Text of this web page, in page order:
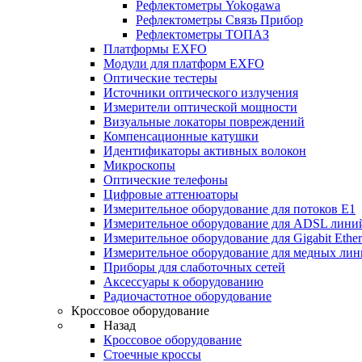
Рефлектометры Yokogawa
Рефлектометры Связь Прибор
Рефлектометры ТОПАЗ
Платформы EXFO
Модули для платформ EXFO
Оптические тестеры
Источники оптического излучения
Измерители оптической мощности
Визуальные локаторы повреждений
Компенсационные катушки
Идентификаторы активных волокон
Микроскопы
Оптические телефоны
Цифровые аттенюаторы
Измерительное оборудование для потоков Е1
Измерительное оборудование для ADSL
Измерительное оборудование для Gigabit
Измерительное оборудование для медных
Приборы для слаботочных сетей
Аксессуары к оборудованию
Радиочастотное оборудование
Кроссовое оборудование
Назад
Кроссовое оборудование
Стоечные кроссы